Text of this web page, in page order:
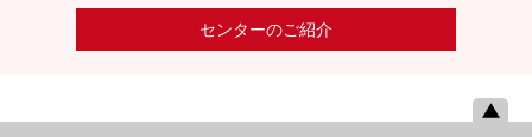
センターのご紹介